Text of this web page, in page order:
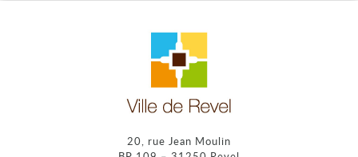
20, rue Jean Moulin